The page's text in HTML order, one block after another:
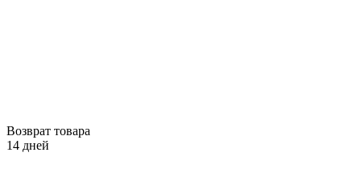
Возврат товара
14 дней